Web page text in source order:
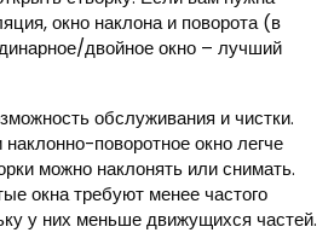
окно наклона и поворота (в
двойное окно – лучший
обслуживания и чистки.
поворотное окно легче
можно наклонять или снимать.
окна требуют менее частого
у них меньше движущихся частей.